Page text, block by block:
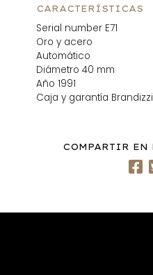
CARACTERÍSTICAS
Serial number E71
Oro y acero
Automático
Diámetro 40 mm
Año 1991
Caja y garantía
COMPARTIR EN